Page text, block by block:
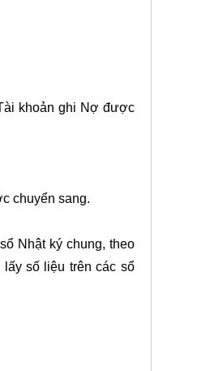
khoản ghi Nợ được
chuyển sang.
Nhật ký chung, theo
số liệu trên các sổ